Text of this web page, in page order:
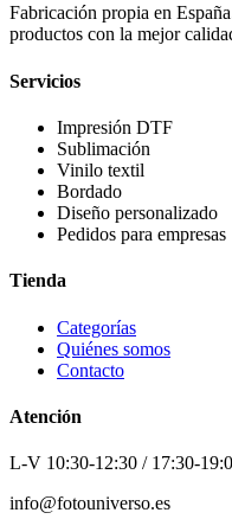
Fabricación propia en
productos con la mejor
Servicios
Impresión DTF
Sublimación
Vinilo textil
Bordado
Diseño personalizado
Pedidos para empresas
Tienda
Categorías
Quiénes somos
Contacto
Atención
L-V 10:30-12:30 / 17:30-
info@fotouniverso.es